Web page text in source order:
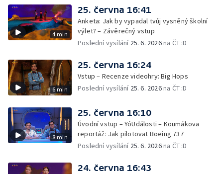
4 min
25. června 16:41
Anketa: Jak by vypadal tvůj vysněný školní
výlet? – Závěrečný vstup
Poslední vysílání 25. 6. 2026na ČT :D
6 min
25. června 16:24
Vstup – Recenze videohry: Big Hops
Poslední vysílání 25. 6. 2026na ČT :D
8 min
25. června 16:10
Úvodní vstup – YóUdálosti – Koumákova
reportáž: Jak pilotovat Boeing 737
Poslední vysílání 25. 6. 2026na ČT :D
24. června 16:43